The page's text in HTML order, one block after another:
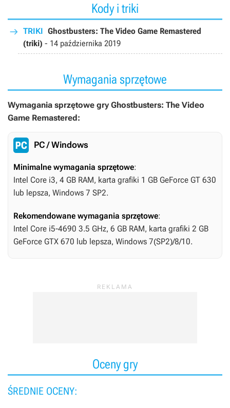
Kody i triki
TRIKI Ghostbusters: The Video Game Remastered
(triki) - 14 października 2019
Wymagania sprzętowe
Wymagania sprzętowe gry Ghostbusters: The Video
Game Remastered:
PC / Windows
Minimalne wymagania sprzętowe:
Intel Core i3, 4 GB RAM, karta grafiki 1 GB GeForce GT 630
lub lepsza, Windows 7 SP2.
Rekomendowane wymagania sprzętowe:
Intel Core i5-4690 3.5 GHz, 6 GB RAM, karta grafiki 2 GB
GeForce GTX 670 lub lepsza, Windows 7(SP2)/8/10.
Oceny gry
ŚREDNIE OCENY: